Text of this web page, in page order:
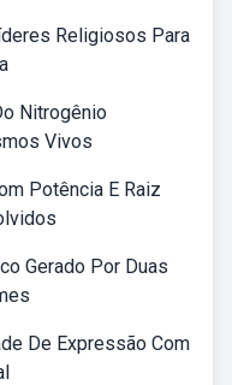
Religiosos Para
Nitrogênio
Vivos
Potência E Raiz
Gerado Por Duas
De Expressão Com